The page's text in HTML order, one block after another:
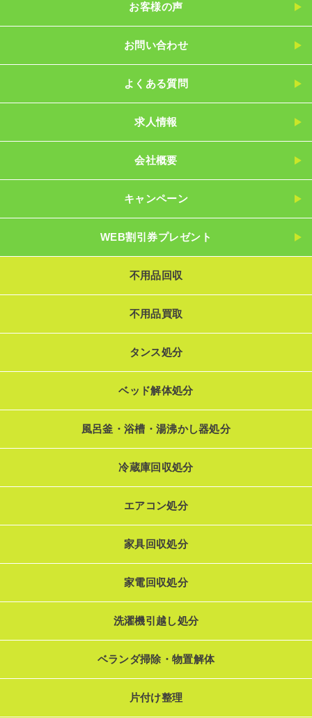
お客様の声
お問い合わせ
よくある質問
求人情報
会社概要
キャンペーン
WEB割引券プレゼント
不用品回収
不用品買取
タンス処分
ベッド解体処分
風呂釜・浴槽・湯沸かし器処分
冷蔵庫回収処分
エアコン処分
家具回収処分
家電回収処分
洗濯機引越し処分
ベランダ掃除・物置解体
片付け整理